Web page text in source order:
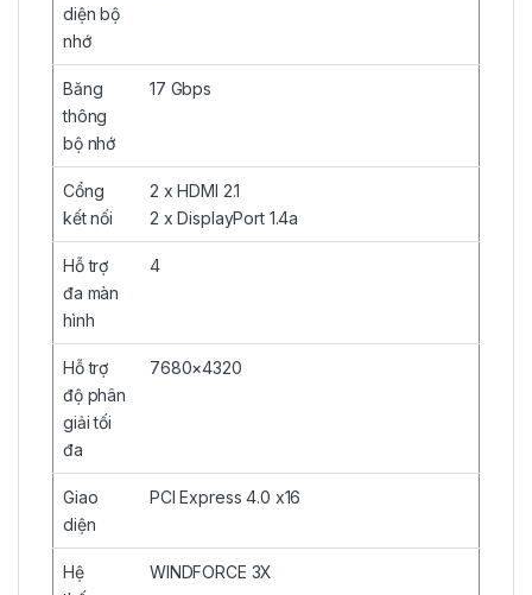
diện bộ
nhớ
Băng
thông
bộ nhớ
17 Gbps
Cổng
kết nối
2 x HDMI 2.1
2 x DisplayPort 1.4a
Hỗ trợ
đa màn
hình
4
Hỗ trợ
độ phân
giải tối
đa
7680×4320
Giao
diện
PCI Express 4.0 x16
Hệ
WINDFORCE 3X